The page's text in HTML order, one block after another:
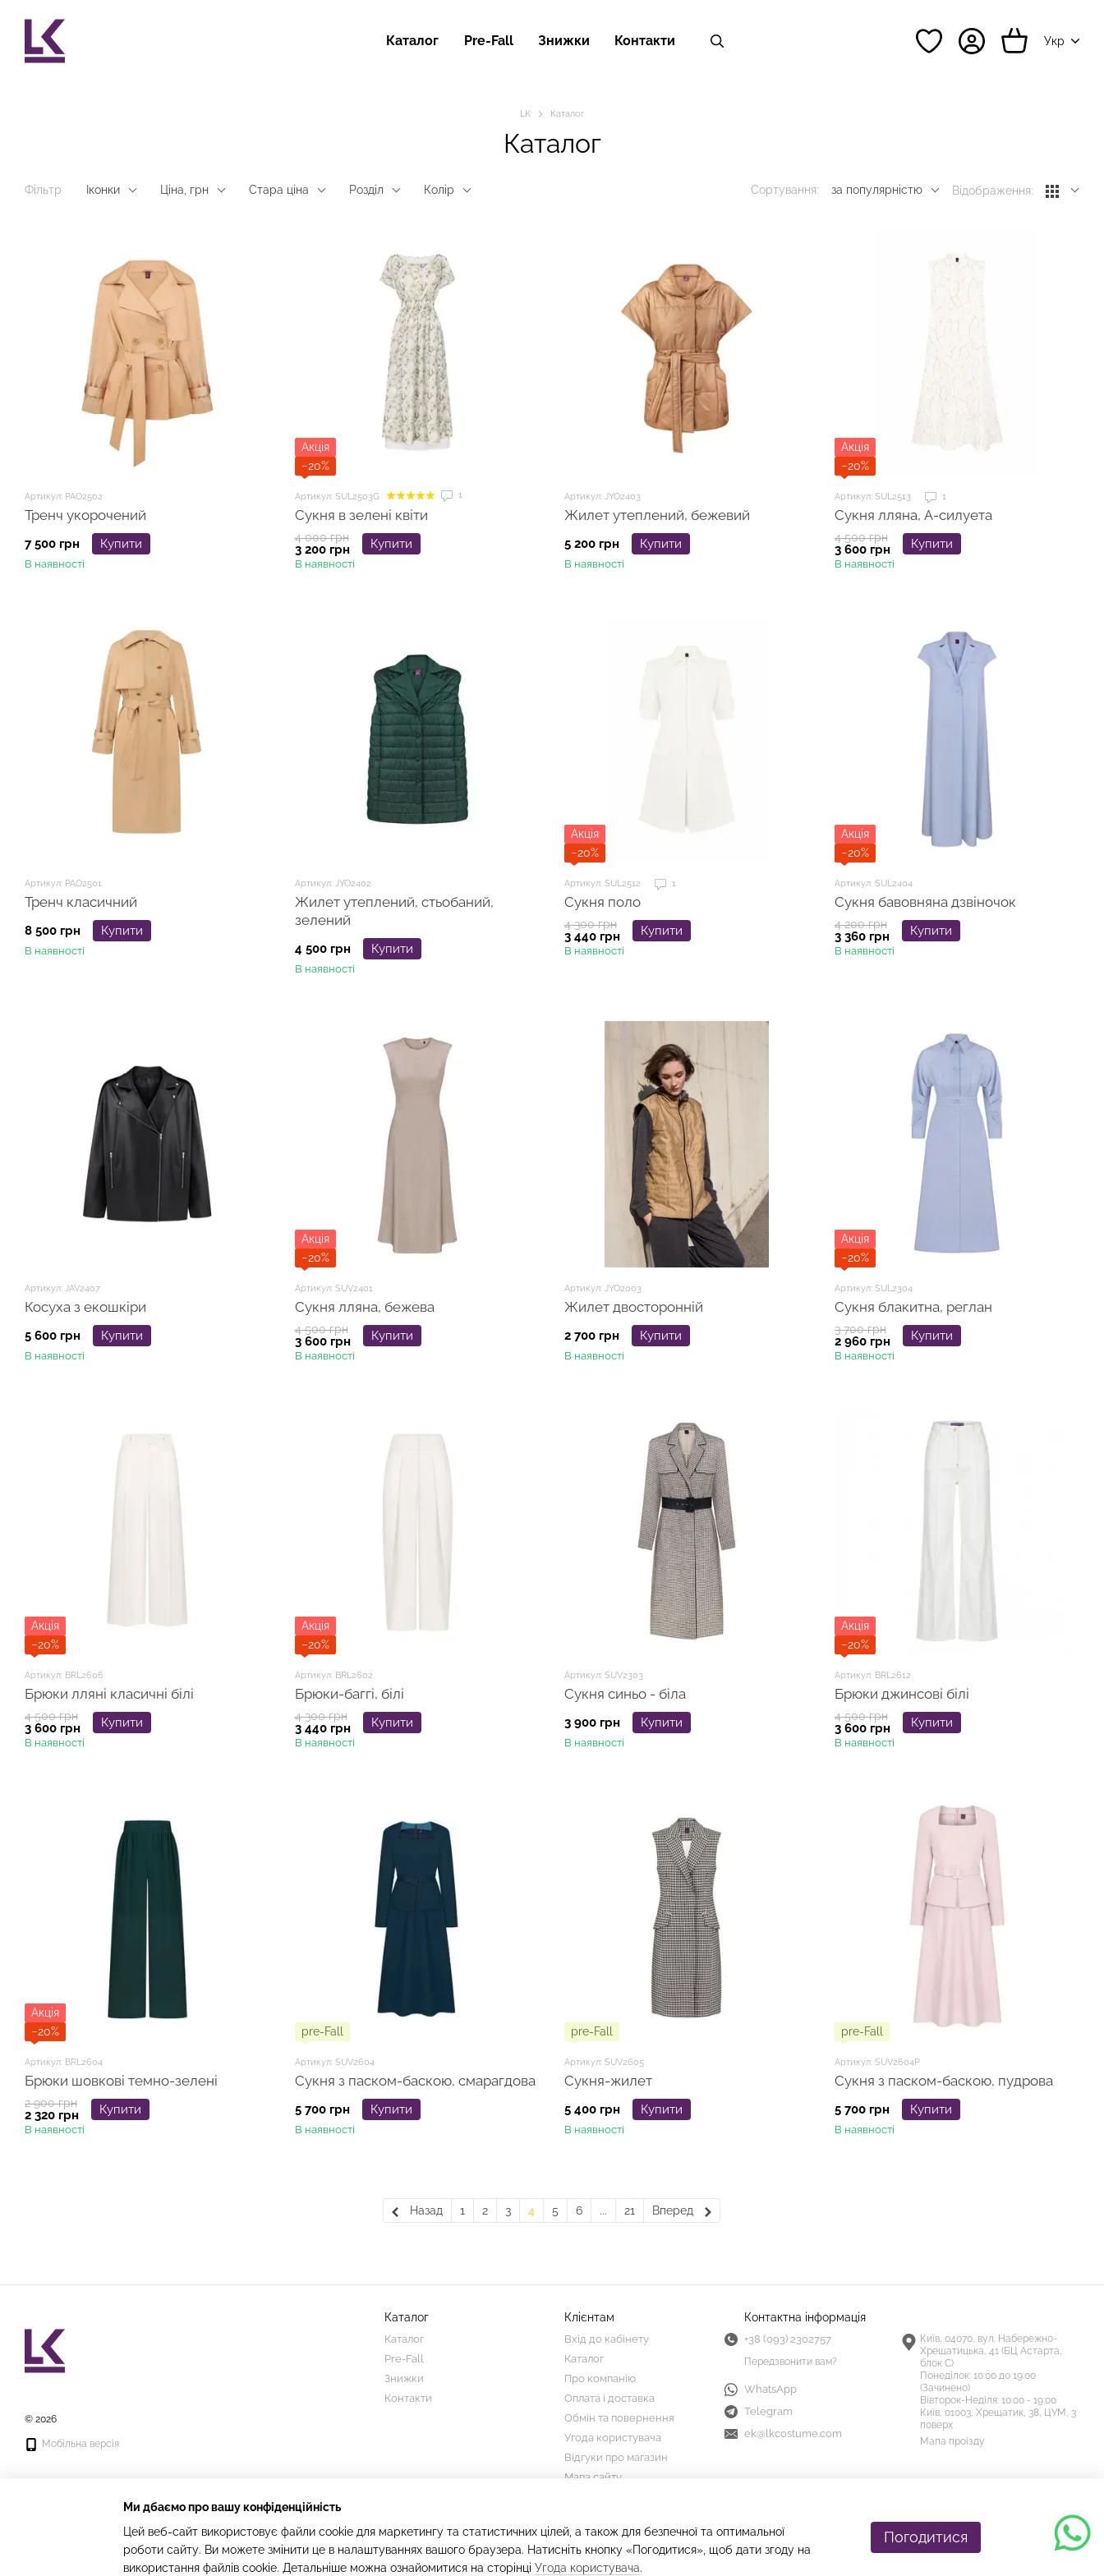
Каталог Pre-Fall Знижки Контакти Укр
LK Каталог
Каталог
Фільтр Іконки Ціна, грн Стара ціна Розділ Колір Сортування: за популярністю Відображення:
Артикул: PAO2502
Тренч укорочений
7 500 грн Купити
В наявності
Акція
−20%
Артикул: SUL2503G 1
Сукня в зелені квіти
4 000 грн
3 200 грн Купити
В наявності
Артикул: JYO2403
Жилет утеплений, бежевий
5 200 грн Купити
В наявності
Акція
−20%
Артикул: SUL2513 1
Сукня лляна, А-силуета
4 500 грн
3 600 грн Купити
В наявності
Артикул: PAO2501
Тренч класичний
8 500 грн Купити
В наявності
Артикул: JYO2402
Жилет утеплений, стьобаний,
зелений
4 500 грн Купити
В наявності
Акція
−20%
Артикул: SUL2512 1
Сукня поло
4 300 грн
3 440 грн Купити
В наявності
Акція
−20%
Артикул: SUL2404
Сукня бавовняна дзвіночок
4 200 грн
3 360 грн Купити
В наявності
Артикул: JAV2407
Косуха з екошкіри
5 600 грн Купити
В наявності
Акція
−20%
Артикул: SUV2401
Сукня лляна, бежева
4 500 грн
3 600 грн Купити
В наявності
Артикул: JYO2003
Жилет двосторонній
2 700 грн Купити
В наявності
Акція
−20%
Артикул: SUL2304
Сукня блакитна, реглан
3 700 грн
2 960 грн Купити
В наявності
Акція
−20%
Артикул: BRL2606
Брюки лляні класичні білі
4 500 грн
3 600 грн Купити
В наявності
Акція
−20%
Артикул: BRL2602
Брюки-баггі, білі
4 300 грн
3 440 грн Купити
В наявності
Артикул: SUV2303
Сукня синьо - біла
3 900 грн Купити
В наявності
Акція
−20%
Артикул: BRL2612
Брюки джинсові білі
4 500 грн
3 600 грн Купити
В наявності
Акція
−20%
Артикул: BRL2604
Брюки шовкові темно-зелені
2 900 грн
2 320 грн Купити
В наявності
pre-Fall
Артикул: SUV2604
Сукня з паском-баскою, смарагдова
5 700 грн Купити
В наявності
pre-Fall
Артикул: SUV2605
Сукня-жилет
5 400 грн Купити
В наявності
pre-Fall
Артикул: SUV2604P
Сукня з паском-баскою, пудрова
5 700 грн Купити
В наявності
Назад 1 2 3 4 5 6 ... 21 Вперед
© 2026
Мобільна версія
Каталог
Каталог
Pre-Fall
Знижки
Контакти
Клієнтам
Вхід до кабінету
Каталог
Про компанію
Оплата і доставка
Обмін та повернення
Угода користувача
Відгуки про магазин
Мапа сайту
Контактна інформація
+38 (093) 2302757
Передзвонити вам?
WhatsApp
Telegram
ek@lkcostume.com
Київ, 04070, вул. Набережно-
Хрещатицька, 41 (БЦ Астарта,
блок С)
Понеділок: 10:00 до 19:00
(Зачинено)
Вівторок-Неділя: 10:00 - 19:00
Київ, 01003, Хрещатик, 38, ЦУМ, 3
поверх
Мапа проїзду
Ми дбаємо про вашу конфіденційність
Цей веб-сайт використовує файли cookie для маркетингу та статистичних цілей, а також для безпечної та оптимальної
роботи сайту. Ви можете змінити це в налаштуваннях вашого браузера. Натисніть кнопку «Погодитися», щоб дати згоду на
використання файлів cookie. Детальніше можна ознайомитися на сторінці Угода користувача.
Погодитися